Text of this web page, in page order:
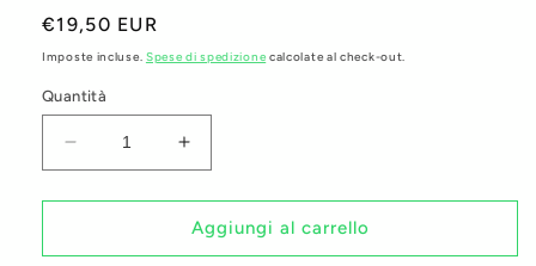
Prezzo
di
€19,50 EUR
Imposte incluse. Spese di spedizione calcolate al check-out.
Quantità
Diminuisci
quantità
per
Size
Aumenta
quantità
per
Arrow
Size
Aggiungi al carrello